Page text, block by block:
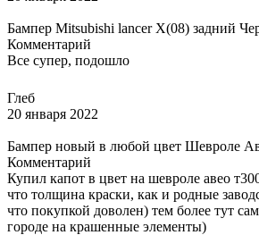
Бампер Mitsubishi lancer X(08) задний
Комментарий
Все супер, подошло
Глеб
20 января 2022
Бампер новый в любой цвет Шевроле
Комментарий
Купил капот в цвет на шевроле авео
что толщина краски, как и родные
что покупкой доволен) тем более тут
городе на крашенные элементы)